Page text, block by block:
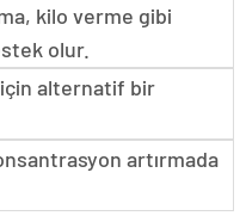
kilo verme gibi
olur.
için alternatif bir
artırmada